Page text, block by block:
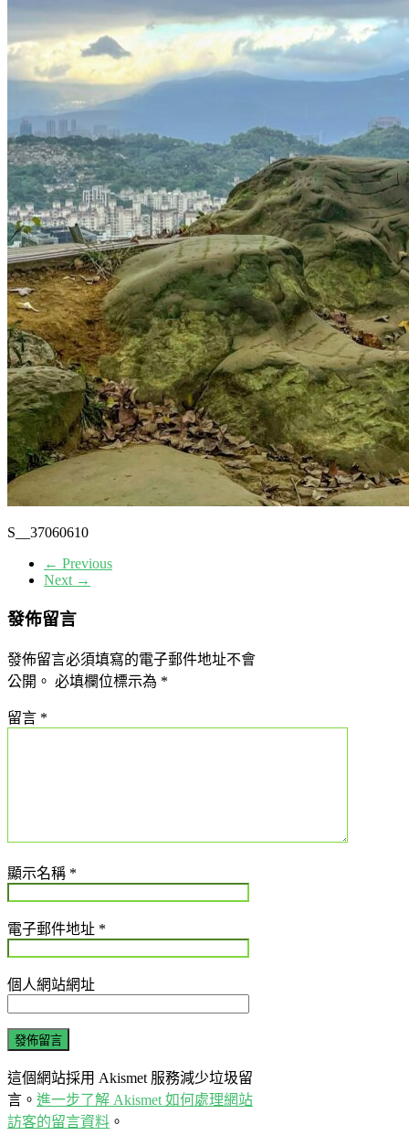
對
我
持
與
鼓
勵，
我
們
絕
對
以
尊
重
自
然
的
心，
誠
懇
的
態
家
最
佳
解
S__37060610
← Previous
Next →
發佈留言
發佈留言必須填寫的電子郵件地址不會
公開。 必填欄位標示為 *
留言 *
顯示名稱 *
電子郵件地址 *
個人網站網址
這個網站採用 Akismet 服務減少垃圾留
言。 進一步了解 Akismet 如何處理網站
訪客的留言資料 。